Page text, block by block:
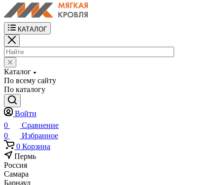
КАТАЛОГ
Каталог
По всему сайту
По каталогу
Войти
0
Сравнение
0
Избранное
0 Корзина
Пермь
Россия
Самара
Барнаул